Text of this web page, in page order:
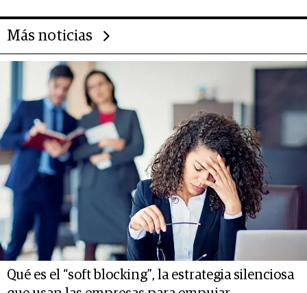
Más noticias
Qué es el “soft blocking”, la estrategia silenciosa